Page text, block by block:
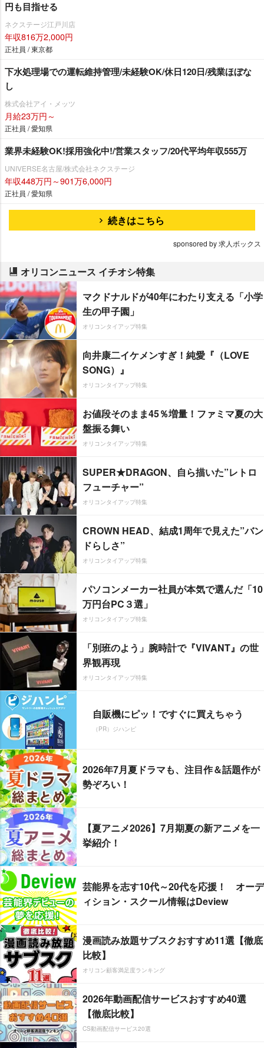
円も目指せる
ネクステージ江戸川店
年収816万2,000円
正社員 / 東京都
下水処理場での運転維持管理/未経験OK/休日120日/残業ほぼな
し
株式会社アイ・メッツ
月給23万円～
正社員 / 愛知県
業界未経験OK!採用強化中!/営業スタッフ/20代平均年収555万
UNIVERSE名古屋/株式会社ネクステージ
年収448万円～901万6,000円
正社員 / 愛知県
続きはこちら
sponsored by 求人ボックス
オリコンニュース イチオシ特集
マクドナルドが40年にわたり支える「小学
生の甲子園」
オリコンタイアップ特集
向井康二イケメンすぎ！純愛『（LOVE
SONG）』
オリコンタイアップ特集
お値段そのまま45％増量！ファミマ夏の大
盤振る舞い
オリコンタイアップ特集
SUPER★DRAGON、自ら描いた”レトロ
フューチャー”
オリコンタイアップ特集
CROWN HEAD、結成1周年で見えた”バン
ドらしさ”
オリコンタイアップ特集
パソコンメーカー社員が本気で選んだ「10
万円台PC３選」
オリコンタイアップ特集
「別班のよう」腕時計で『VIVANT』の世
界観再現
オリコンタイアップ特集
自販機にピッ！ですぐに買えちゃう
（PR）ジハンピ
2026年7月夏ドラマも、注目作＆話題作が
勢ぞろい！
【夏アニメ2026】7月期夏の新アニメを一
挙紹介！
芸能界を志す10代～20代を応援！ オーデ
ィション・スクール情報はDeview
漫画読み放題サブスクおすすめ11選【徹底
比較】
オリコン顧客満足度ランキング
2026年動画配信サービスおすすめ40選
【徹底比較】
CS動画配信サービス20選